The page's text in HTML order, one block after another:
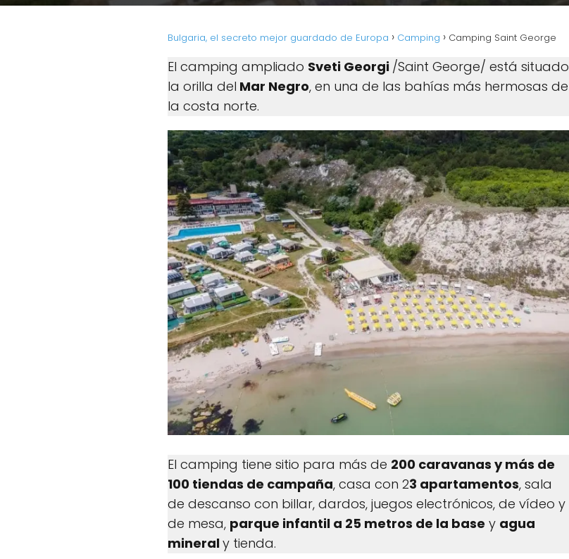
Bulgaria, el secreto mejor guardado de Europa Camping Camping Saint George
El camping ampliado Sveti Georgi /Saint George/ está situado
la orilla del Mar Negro, en una de las bahías más hermosas de
la costa norte.
El camping tiene sitio para más de 200 caravanas y más de
100 tiendas de campaña, casa con 23 apartamentos, sala
de descanso con billar, dardos, juegos electrónicos, de vídeo y
de mesa, parque infantil a 25 metros de la base y agua
mineraly tienda.